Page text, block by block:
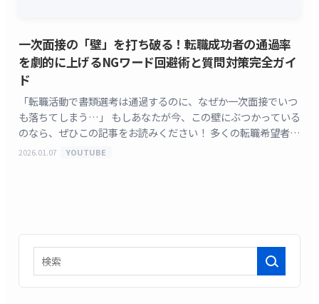
一次面接の「壁」を打ち破る！転職成功者の通過率
を劇的に上げるNGワード回避術と質問対策完全ガイ
ド
「転職活動で書類選考は通過するのに、なぜか一次面接でいつ
も落ちてしまう…」 もしあなたが今、この壁にぶつかっている
のなら、ぜひこの記事をお読みください！ 多くの転職希望者
が、一次面接を「単なる情報交換の場」と捉えがちです
2026.01.07 YOUTUBE
検索